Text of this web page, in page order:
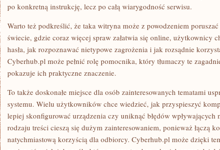
po konkretną instrukcję, lecz po całą wiarygodność serwisu.
Warto też podkreślić, że taka witryna może z powodzeniem
świecie, gdzie coraz więcej spraw załatwia się online, użytkownicy
hasła, jak rozpoznawać nietypowe zagrożenia i jak rozsądnie
Cyberhub.pl może pełnić rolę pomocnika, który tłumaczy te
pokazuje ich praktyczne znaczenie.
To także doskonałe miejsce dla osób zainteresowanych tematami
systemu. Wielu użytkowników chce wiedzieć, jak przyspieszyć
lepiej skonfigurować urządzenia czy uniknąć błędów wpływających
rodzaju treści cieszą się dużym zainteresowaniem, ponieważ łączą
natychmiastową korzyścią dla odbiorcy. Cyberhub.pl może dzięki